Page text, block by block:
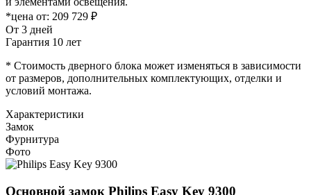
*цена от: 209 729 ₽
От 3 дней
Гарантия 10 лет
* Стоимость дверного блока может изменяться в зависимости
от размеров, дополнительных комплектующих, отделки и
условий монтажа.
Характеристики
Замок
Фурнитура
Фото
Основной замок Philips Easy Key 9300